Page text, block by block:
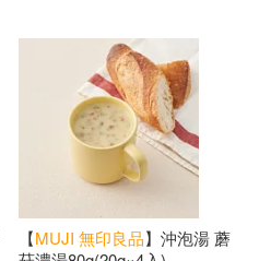
【MUJI 無印良品】沖泡湯 蘑